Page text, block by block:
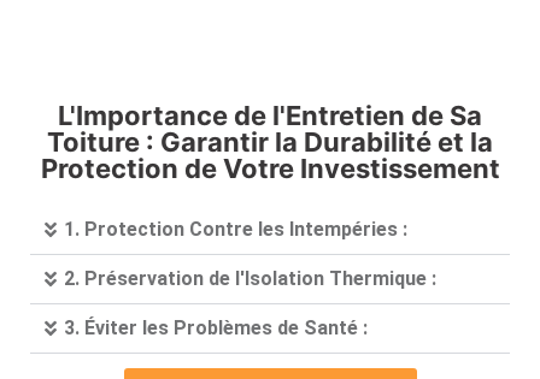
L'Importance de l'Entretien de Sa
Toiture : Garantir la Durabilité et la
Protection de Votre Investissement
1. Protection Contre les Intempéries :
2. Préservation de l'Isolation Thermique :
3. Éviter les Problèmes de Santé :